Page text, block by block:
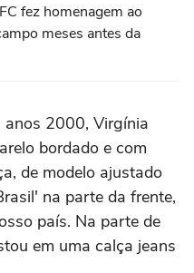
fez homenagem ao
meses antes da
anos 2000, Virgínia
bordado e com
de modelo ajustado
na parte da frente,
país. Na parte de
em uma calça jeans